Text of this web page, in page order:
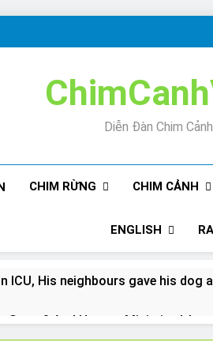
Diễn Đàn Chim
CHIM RỪNG CHIM CẢNH
ENGLISH
ICU, His neighbours gave his dog
Snore? And How to Minimize It!